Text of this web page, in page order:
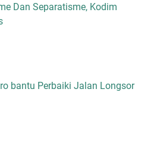
Dan Separatisme, Kodim
bantu Perbaiki Jalan Longsor